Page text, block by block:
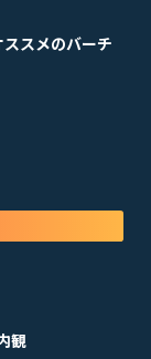
スメのバーチ
観